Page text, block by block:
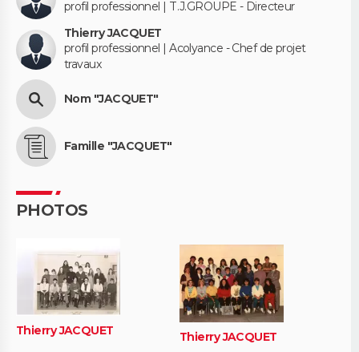
profil professionnel | T.J.GROUPE - Directeur
Thierry JACQUET
profil professionnel | Acolyance - Chef de projet
travaux
Nom "JACQUET"
Famille "JACQUET"
PHOTOS
Thierry JACQUET
Thierry JACQUET